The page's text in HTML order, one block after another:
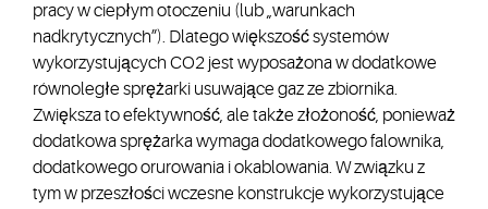
pracy w ciepłym otoczeniu (lub „warunkach
nadkrytycznych”). Dlatego większość systemów
wykorzystujących CO2 jest wyposażona w dodatkowe
równoległe sprężarki usuwające gaz ze zbiornika.
Zwiększa to efektywność, ale także złożoność, ponieważ
dodatkowa sprężarka wymaga dodatkowego falownika,
dodatkowego orurowania i okablowania. W związku z
tym w przeszłości wczesne konstrukcje wykorzystujące